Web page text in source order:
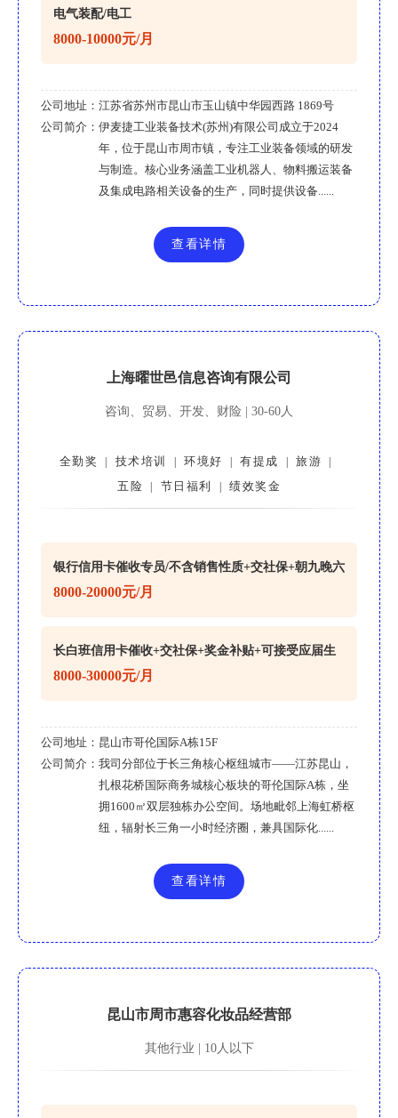
电气装配/电工
8000-10000元/月
公司地址： 江苏省苏州市昆山市玉山镇中华园西路 1869号
公司简介： 伊麦捷工业装备技术(苏州)有限公司成立于2024
年，位于昆山市周市镇，专注工业装备领域的研发
与制造。核心业务涵盖工业机器人、物料搬运装备
及集成电路相关设备的生产，同时提供设备......
查看详情
上海曜世邑信息咨询有限公司
咨询、贸易、开发、财险 | 30-60人
全勤奖 | 技术培训 | 环境好 | 有提成 | 旅游 |
五险 | 节日福利 | 绩效奖金
银行信用卡催收专员/不含销售性质+交社保+朝九晚六
8000-20000元/月
长白班信用卡催收+交社保+奖金补贴+可接受应届生
8000-30000元/月
公司地址： 昆山市哥伦国际A栋15F
公司简介： 我司分部位于长三角核心枢纽城市——江苏昆山，
扎根花桥国际商务城核心板块的哥伦国际A栋，坐
拥1600㎡双层独栋办公空间。场地毗邻上海虹桥枢
纽，辐射长三角一小时经济圈，兼具国际化......
查看详情
昆山市周市惠容化妆品经营部
其他行业 | 10人以下